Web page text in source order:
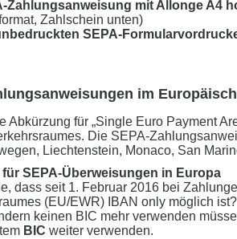
Zahlungsanweisung mit Allonge A4
Zahlschein unten)
SEPA-
im
Abkürzung für „Single Euro Payment
Die SEPA-
Liechtenstein, Monaco, San
für SEPA-Überweisungen in Europa
dass seit 1. Februar 2016 bei
(EU/EWR) IBAN only möglich
keinen BIC mehr verwenden
BIC weiter verwenden.